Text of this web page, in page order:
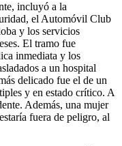
incluyó a la
el Automóvil Club
y los servicios
El tramo fue
inmediata y los
a un hospital
delicado fue el de un
y en estado crítico. A
Además, una mujer
fuera de peligro, al